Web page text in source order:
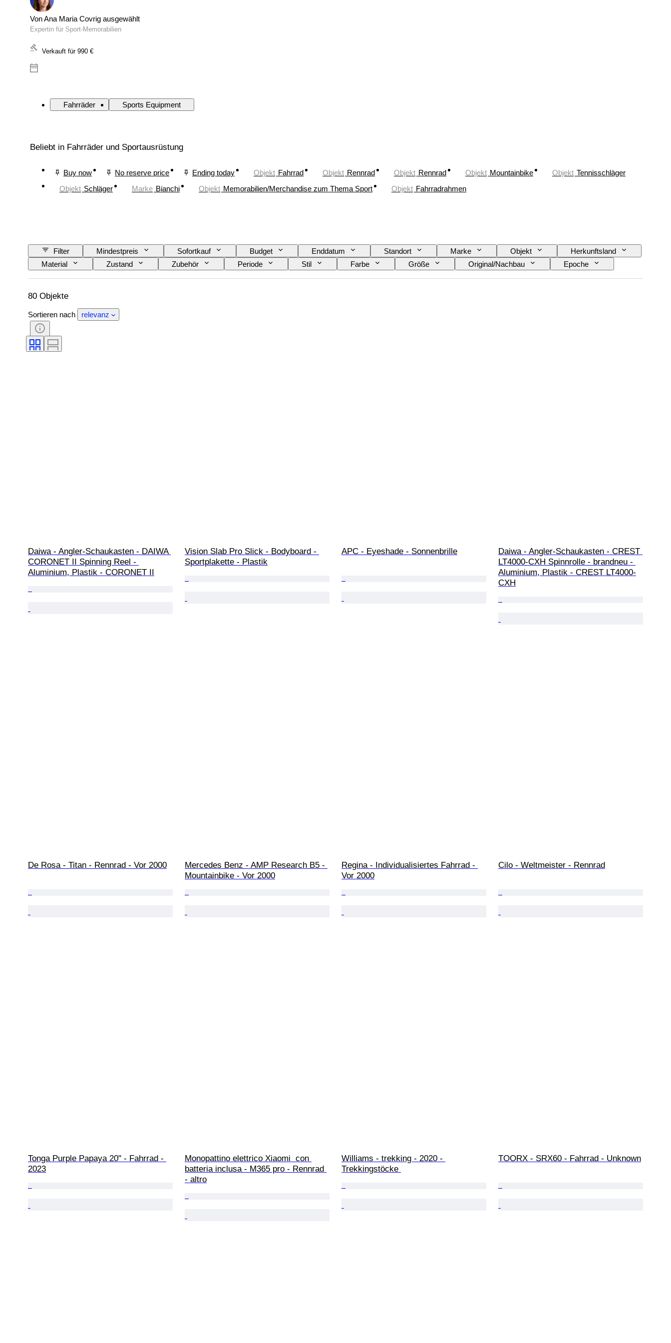
Von Ana Maria Covrig ausgewählt
Expertin für Sport-Memorabilien
Verkauft für 990 €
Fahrräder Sports Equipment
Beliebt in Fahrräder und Sportausrüstung
Buy now No reserve price Ending today Objekt Fahrrad Objekt Rennrad Objekt Rennrad Objekt Mountainbike Objekt Tennisschläger
Objekt Schläger Marke Bianchi Objekt Memorabilien/Merchandise zum Thema Sport Objekt Fahrradrahmen
Filter Mindestpreis Sofortkauf Budget Enddatum Standort Marke Objekt
Herkunftsland
Material
Zustand Zubehör Periode Stil Farbe Größe Original/Nachbau
Epoche
Sportveranstaltung
Sportmannschaft Athlet Accessoires enthalten Size Rahmengröße
80 Objekte
Sortieren nach relevanz
Daiwa - Angler-Schaukasten - DAIWA
CORONET II Spinning Reel -
Aluminium, Plastik - CORONET II
Vision Slab Pro Slick - Bodyboard -
Sportplakette - Plastik
APC - Eyeshade - Sonnenbrille
Daiwa - Angler-Schaukasten - CREST
LT4000-CXH Spinnrolle - brandneu -
Aluminium, Plastik - CREST LT4000-
CXH
De Rosa - Titan - Rennrad - Vor 2000
Mercedes Benz - AMP Research B5 -
Mountainbike - Vor 2000
Regina - Individualisiertes Fahrrad -
Vor 2000
Cilo - Weltmeister - Rennrad
Tonga Purple Papaya 20" - Fahrrad -
2023
Monopattino elettrico Xiaomi  con
batteria inclusa - M365 pro - Rennrad
- altro
Williams - trekking - 2020 -
Trekkingstöcke
TOORX - SRX60 - Fahrrad - Unknown